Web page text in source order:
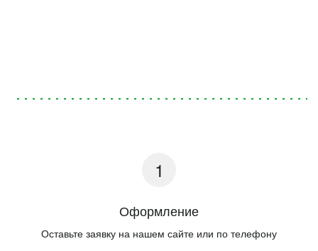
Оформление
Оставьте заявку на нашем сайте или по телефону